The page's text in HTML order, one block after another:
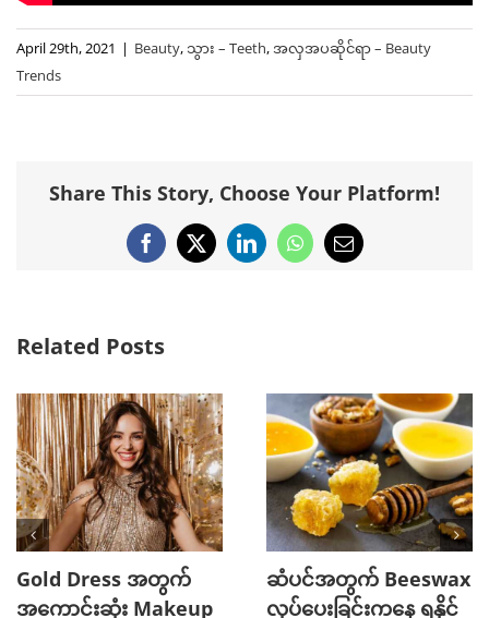
April 29th, 2021 | Beauty, သွား – Teeth,အလှအပဆိုင်ရာ – Beauty
Trends
Share This Story, Choose Your Platform!
Facebook
X LinkedInWhatsApp
Email
Related Posts
Gold Dress အတွက်
အကောင်းဆုံး Makeup
ဆံပင်အတွက် Beeswax
လုပ်ပေးခြင်းကနေ ရနိုင်